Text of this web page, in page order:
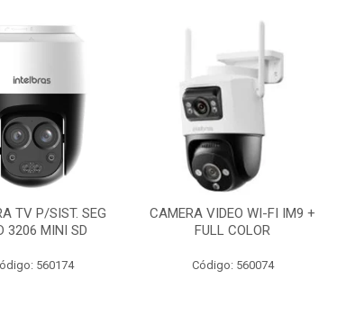
TV P/SIST. SEG
3206 MINI SD
560174
CAMERA VIDEO WI-FI IM9 +
FULL COLOR
Código: 560074